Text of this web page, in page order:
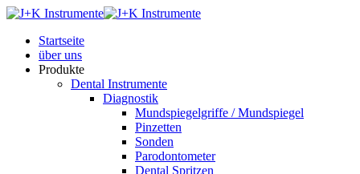
Startseite
über uns
Produkte
Dental Instrumente
Diagnostik
Mundspiegelgriffe / Mundspiegel
Pinzetten
Sonden
Parodontometer
Dental Spritzen